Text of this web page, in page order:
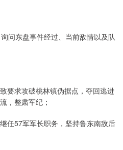
问东盘事件经过、当前敌情以及队
要求攻破桃林镇伪据点，夺回逃进
，整肃军纪；
任57军军长职务，坚持鲁东南敌后